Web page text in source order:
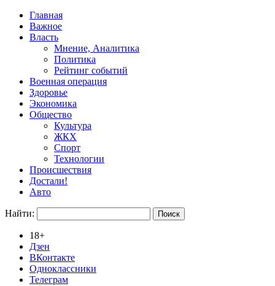
Главная
Важное
Власть
Мнение, Аналитика
Политика
Рейтинг событий
Военная операция
Здоровье
Экономика
Общество
Культура
ЖКХ
Спорт
Технологии
Происшествия
Достали!
Авто
Найти:
18+
Дзен
ВКонтакте
Одноклассники
Телеграм